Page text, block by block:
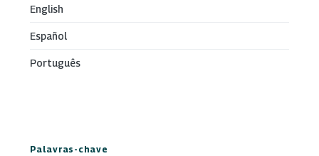
English
Español
Português
Palavras-chave